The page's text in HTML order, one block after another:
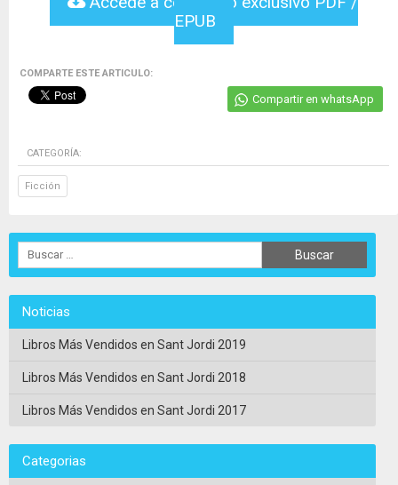
EPUB
COMPARTE ESTE ARTICULO:
Compartir en whatsApp
CATEGORÍA:
Ficción
Noticias
Libros Más Vendidos en Sant Jordi 2019
Libros Más Vendidos en Sant Jordi 2018
Libros Más Vendidos en Sant Jordi 2017
Categorias